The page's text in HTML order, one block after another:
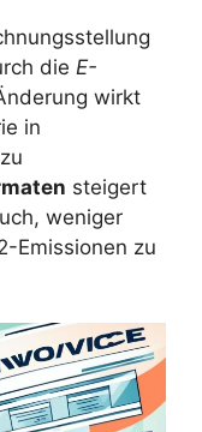
die E-
wirkt
in
steigert
weniger
Emissionen zu